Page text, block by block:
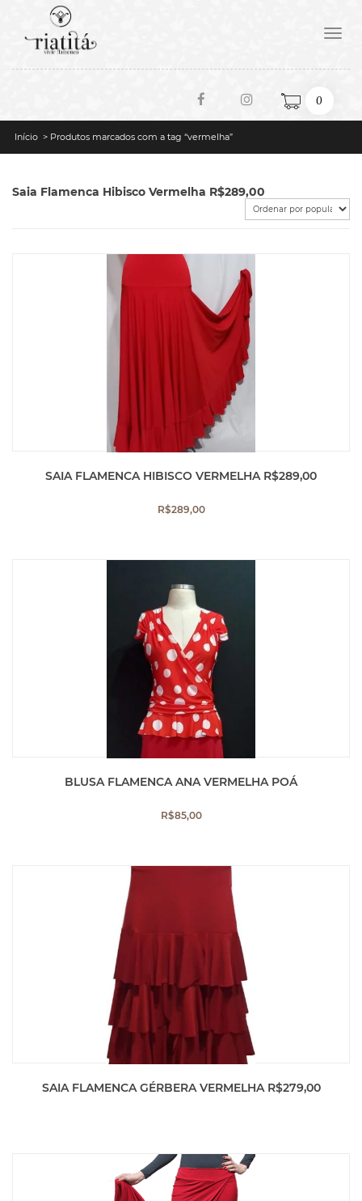
Toggle
0
Início > Produtos marcados com a tag “vermelha”
Saia Flamenca Hibisco Vermelha R$289,00
SAIA FLAMENCA HIBISCO VERMELHA R$289,00
R$289,00
BLUSA FLAMENCA ANA VERMELHA POÁ
R$85,00
SAIA FLAMENCA GÉRBERA VERMELHA R$279,00